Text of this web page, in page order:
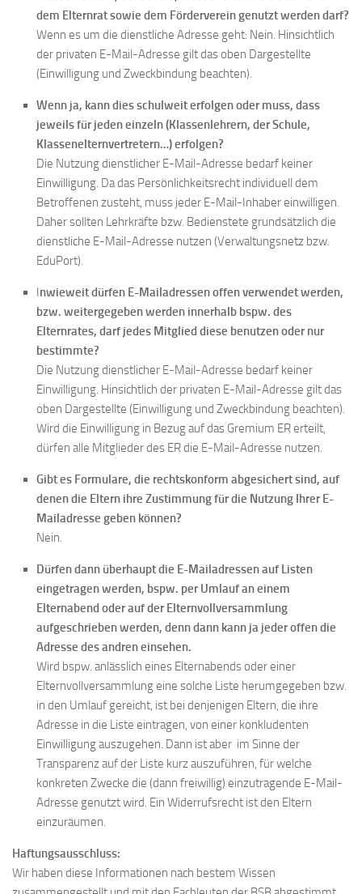
dem Elternrat sowie dem Förderverein genutzt werden darf?
Wenn es um die dienstliche Adresse geht: Nein. Hinsichtlich
der privaten E-Mail-Adresse gilt das oben Dargestellte
(Einwilligung und Zweckbindung beachten).
Wenn ja, kann dies schulweit erfolgen oder muss, dass
jeweils für jeden einzeln (Klassenlehrern, der Schule,
Klassenelternvertretern…) erfolgen?
Die Nutzung dienstlicher E-Mail-Adresse bedarf keiner
Einwilligung. Da das Persönlichkeitsrecht individuell dem
Betroffenen zusteht, muss jeder E-Mail-Inhaber einwilligen.
Daher sollten Lehrkräfte bzw. Bedienstete grundsätzlich die
dienstliche E-Mail-Adresse nutzen (Verwaltungsnetz bzw.
EduPort).
Inwieweit dürfen E-Mailadressen offen verwendet werden,
bzw. weitergegeben werden innerhalb bspw. des
Elternrates, darf jedes Mitglied diese benutzen oder nur
bestimmte?
Die Nutzung dienstlicher E-Mail-Adresse bedarf keiner
Einwilligung. Hinsichtlich der privaten E-Mail-Adresse gilt das
oben Dargestellte (Einwilligung und Zweckbindung beachten).
Wird die Einwilligung in Bezug auf das Gremium ER erteilt,
dürfen alle Mitglieder des ER die E-Mail-Adresse nutzen.
Gibt es Formulare, die rechtskonform abgesichert sind, auf
denen die Eltern ihre Zustimmung für die Nutzung Ihrer E-
Mailadresse geben können?
Nein.
Dürfen dann überhaupt die E-Mailadressen auf Listen
eingetragen werden, bspw. per Umlauf an einem
Elternabend oder auf der Elternvollversammlung
aufgeschrieben werden, denn dann kann ja jeder offen die
Adresse des andren einsehen.
Wird bspw. anlässlich eines Elternabends oder einer
Elternvollversammlung eine solche Liste herumgegeben bzw.
in den Umlauf gereicht, ist bei denjenigen Eltern, die ihre
Adresse in die Liste eintragen, von einer konkludenten
Einwilligung auszugehen. Dann ist aber im Sinne der
Transparenz auf der Liste kurz auszuführen, für welche
konkreten Zwecke die (dann freiwillig) einzutragende E-Mail-
Adresse genutzt wird. Ein Widerrufsrecht ist den Eltern
einzuräumen.
Haftungsausschluss:
Wir haben diese Informationen nach bestem Wissen